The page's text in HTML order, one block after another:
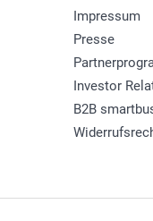
Impressum
Presse
Investor
B2B